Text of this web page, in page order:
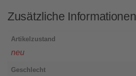
Zusätzliche Informationen
Artikelzustand
neu
Geschlecht